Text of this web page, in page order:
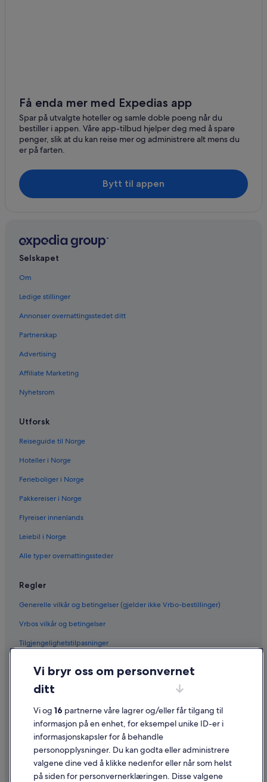
Få enda mer med Expedias app
Spar på utvalgte hoteller og samle doble poeng når du
bestiller i appen. Våre app-tilbud hjelper deg med å spare
penger, slik at du kan reise mer og administrere alt mens du
er på farten.
Bytt til appen
Selskapet
Om
Ledige stillinger
Annonser overnattingsstedet ditt
Partnerskap
Advertising
Affiliate Marketing
Nyhetsrom
Utforsk
Reiseguide til Norge
Hoteller i Norge
Ferieboliger i Norge
Pakkereiser i Norge
Flyreiser innenlands
Leiebil i Norge
Alle typer overnattingssteder
Regler
Generelle vilkår og betingelser (gjelder ikke Vrbo-bestillinger)
Vrbos vilkår og betingelser
Tilgjengelighetstilpasninger
Juridisk informasjon / kontakt oss
Retningslinjer for innhold og rapportering av innhold
Hjelp
Vi bryr oss om personvernet
ditt
Vi og 16 partnerne våre lagrer og/eller får tilgang til
informasjon på en enhet, for eksempel unike ID-er i
informasjonskapsler for å behandle
personopplysninger. Du kan godta eller administrere
valgene dine ved å klikke nedenfor eller når som helst
på siden for personvernerklæringen. Disse valgene